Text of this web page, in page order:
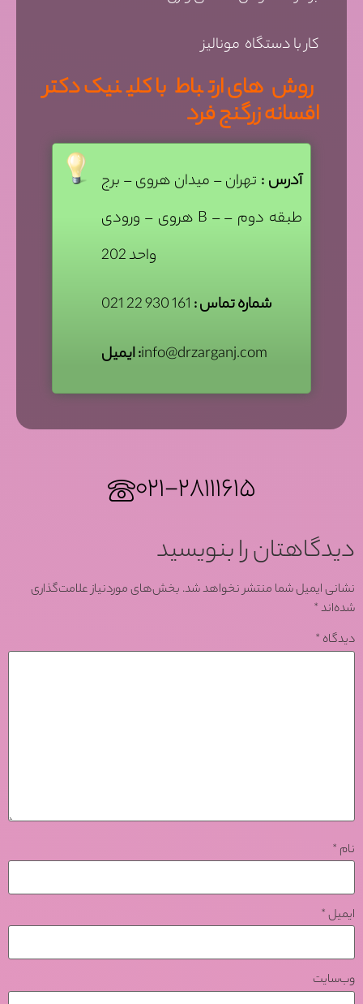
کار با دستگاه مونالیز
روش های ارتباط با کلینیک دکتر
افسانه زرگنج فرد
آدرس : تهران – میدان هروی – برج
هروی – ورودی B – طبقه دوم –
واحد 202
شماره تماس :
ایمیل :info@drzarganj.com
۰۲۱-۲۸۱۱۱۶۱۵
دیدگاهتان را بنویسید
نشانی ایمیل شما منتشر نخواهد شد. بخش‌های موردنیاز علامت‌گذاری
شده‌اند*
دیدگاه *
نام *
ایمیل*
وب‌سایت